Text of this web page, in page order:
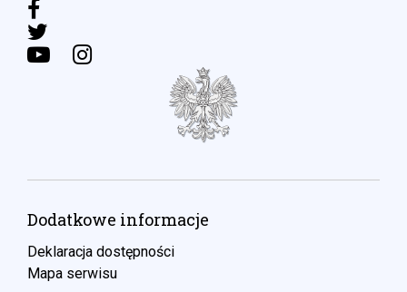
Dodatkowe informacje
Deklaracja dostępności
Mapa serwisu